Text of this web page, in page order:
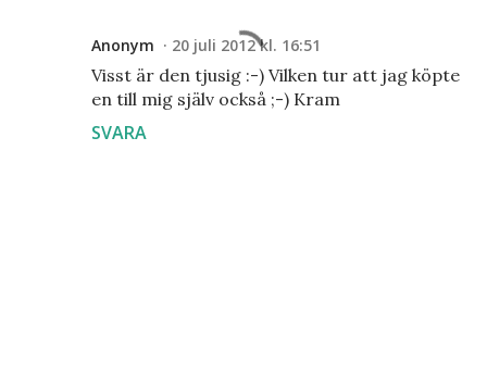
Anonym 20 juli 2012 kl. 16:51
Visst är den tjusig :-) Vilken tur att jag köpte
en till mig själv också ;-) Kram
SVARA